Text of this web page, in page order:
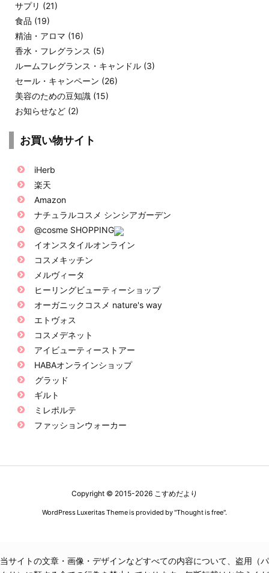
サプリ (21)
食品 (19)
精油・アロマ (16)
香水・フレグランス (5)
ルームフレグランス・キャンドル (3)
セール・キャンペーン (26)
美容のための豆知識 (15)
お知らせなど (2)
お買い物サイト
iHerb
楽天
Amazon
ナチュラルコスメ シンシアガーデン
@cosme SHOPPING
イオンスタイルオンライン
コスメキッチン
メルヴィータ
ヒーリングビューティーショップ
オーガニックコスメ nature's way
エトヴォス
コスメデネット
アイビューティーストアー
HABAオンラインショップ
グラッド
ギルト
ミレポルテ
ファッションウォーカー
Copyright © 2015-2026 こすめだより
WordPress Luxeritas Theme is provided by "Thought is free".
当サイトの文章・画像・デザインなどすべての内容について、盗用（パ